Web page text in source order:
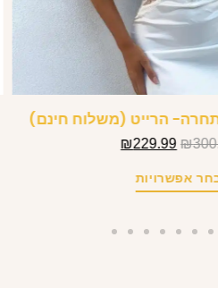
הרייט (משלוח חינם)
₪
₪229.99
אפשרויות